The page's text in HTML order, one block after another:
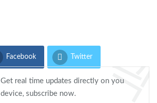
Facebook Twitter
Google+ WhatsApp
Get real time updates directly on you
device, subscribe now.